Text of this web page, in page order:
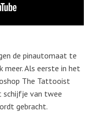
de pinautomaat te
meer. Als eerste in het
The Tattooist
schijfje van twee
gebracht.